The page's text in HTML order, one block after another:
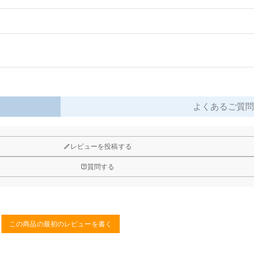
よくあるご質問
レビューを投稿する
質問する
この商品の最初のレビューを書く